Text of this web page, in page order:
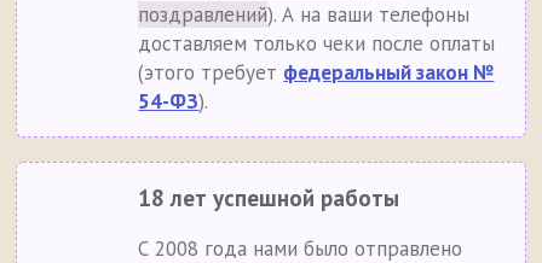
поздравлений). А на ваши телефоны
доставляем только чеки после оплаты
(этого требует федеральный закон №
54-ФЗ).
18 лет успешной работы
С 2008 года нами было отправлено